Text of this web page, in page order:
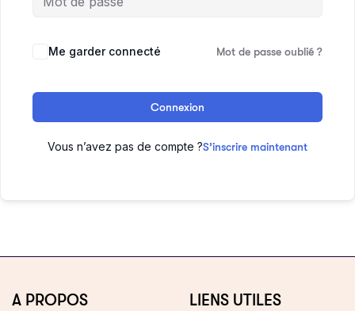
Me garder connecté Mot de passe oublié ?
Connexion
Vous n’avez pas de compte ?S’inscrire maintenant
A PROPOS LIENS UTILES